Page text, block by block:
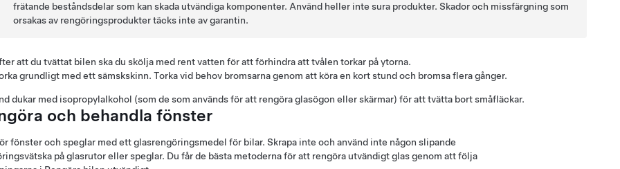
frätande beståndsdelar som kan skada utvändiga komponenter. Använd heller inte sura produkter. Skador och missfärgning som
orsakas av rengöringsprodukter täcks inte av garantin.
att du tvättat bilen ska du skölja med rent vatten för att förhindra att tvålen torkar på ytorna.
grundligt med ett sämskskinn. Torka vid behov bromsarna genom att köra en kort stund och bromsa flera gånger.
dukar med isopropylalkohol (som de som används för att rengöra glasögon eller skärmar) för att tvätta bort småfläckar.
och behandla fönster
fönster och speglar med ett glasrengöringsmedel för bilar. Skrapa inte och använd inte någon slipande
på glasrutor eller speglar. Du får de bästa metoderna för att rengöra utvändigt glas genom att följa